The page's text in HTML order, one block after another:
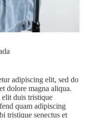
adipiscing elit, sed do
dolore magna aliqua.
duis tristique
quam adipiscing
tristique senectus et